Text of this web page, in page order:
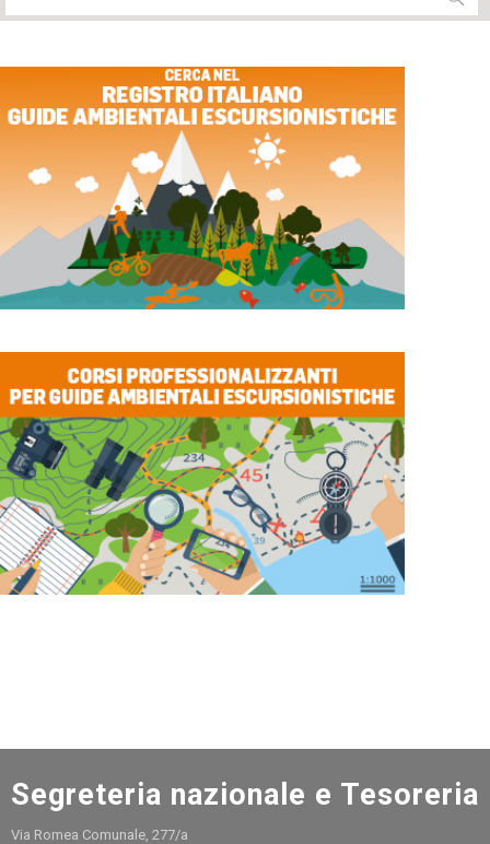
Segreteria nazionale e Tesoreria
Via Romea Comunale, 277/a